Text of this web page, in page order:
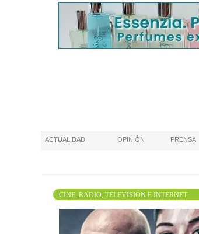
ACTUALIDAD OPINIÓN PRENSA
CINE, RADIO, TELEVISIÓN E INTERNET